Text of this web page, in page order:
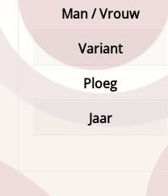
Man / Vrouw
Variant
Ploeg
Jaar